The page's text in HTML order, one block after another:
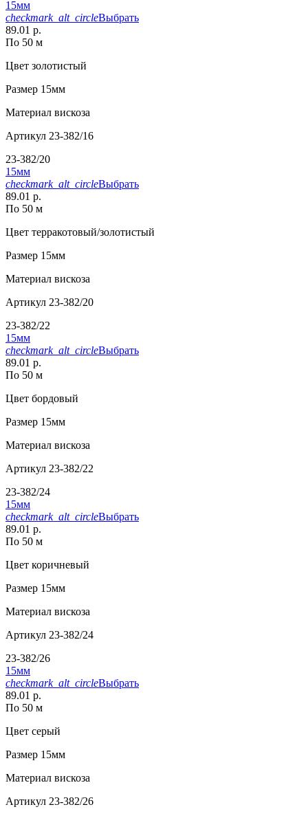
15мм
checkmark_alt_circleВыбрать
89.01 р.
По 50 м
Цвет золотистый
Размер 15мм
Материал вискоза
Артикул 23-382/16
23-382/20
15мм
checkmark_alt_circleВыбрать
89.01 р.
По 50 м
Цвет терракотовый/золотистый
Размер 15мм
Материал вискоза
Артикул 23-382/20
23-382/22
15мм
checkmark_alt_circleВыбрать
89.01 р.
По 50 м
Цвет бордовый
Размер 15мм
Материал вискоза
Артикул 23-382/22
23-382/24
15мм
checkmark_alt_circleВыбрать
89.01 р.
По 50 м
Цвет коричневый
Размер 15мм
Материал вискоза
Артикул 23-382/24
23-382/26
15мм
checkmark_alt_circleВыбрать
89.01 р.
По 50 м
Цвет серый
Размер 15мм
Материал вискоза
Артикул 23-382/26